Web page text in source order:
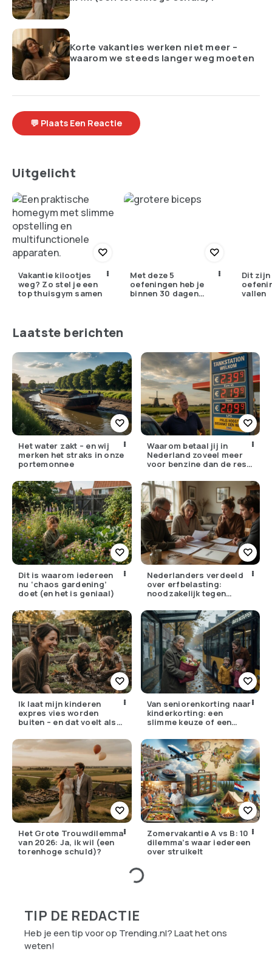
Korte vakanties werken niet meer –
waarom we steeds langer weg moeten
💬 Plaats Een Reactie
Uitgelicht
Vakantie kilootjes
weg? Zo stel je een
top thuisgym samen
Met deze 5
oefeningen heb je
binnen 30 dagen
Dit
vallen
Laatste berichten
Het water zakt – en wij
merken het straks in onze
portemonnee
Waarom betaal jij in
Nederland zoveel meer
voor benzine dan de rest
Dit is waarom iedereen
nu ‘chaos gardening’
doet (en het is geniaal)
Nederlanders verdeeld
over erfbelasting:
noodzakelijk tegen
Ik laat mijn kinderen
expres vies worden
buiten – en dat voelt als
Van seniorenkorting naar
kinderkorting: een
slimme keuze of een
Het Grote Trouwdilemma
van 2026: Ja, ik wil (een
torenhoge schuld)?
Zomervakantie A vs B: 10
dilemma’s waar iedereen
over struikelt
TIP DE REDACTIE
Heb je een tip voor op Trending.nl? Laat het ons
weten!